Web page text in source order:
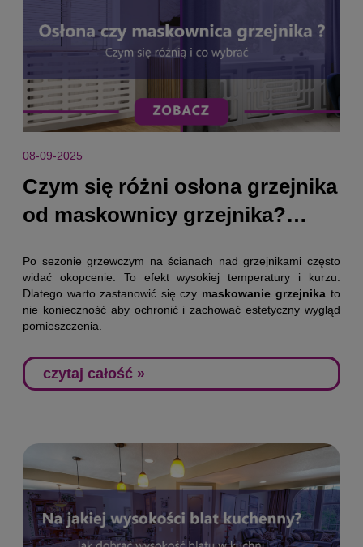
08-09-2025
Czym się różni osłona grzejnika
od maskownicy grzejnika?
kupujących
Po sezonie grzewczym na ścianach nad grzejnikami często
widać okopcenie. To efekt wysokiej temperatury i kurzu.
Dlatego warto zastanowić się czy maskowanie grzejnika to
nie konieczność aby ochronić i zachować estetyczny wygląd
pomieszczenia.
czytaj całość »